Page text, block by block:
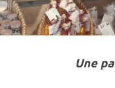
Une